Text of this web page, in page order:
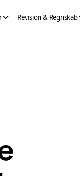
Revision & Regnskab